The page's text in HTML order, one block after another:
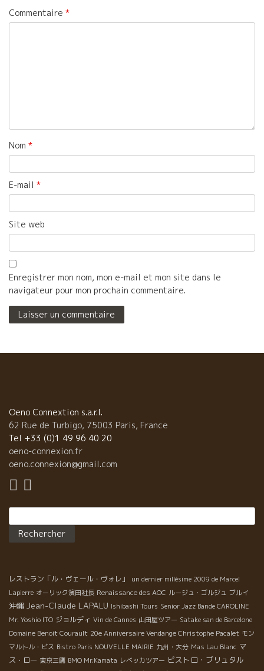
Commentaire *
Nom *
E-mail *
Site web
Enregistrer mon nom, mon e-mail et mon site dans le
navigateur pour mon prochain commentaire.
Oeno Connextion s.a.r.l.
62 Rue de Turbigo, 75003 Paris, France
Tel +33 (0)1 49 96 40 20
oeno-connexion.fr
oeno.connexion@gmail.com
レストラン「ル・ヴェール・ヴォレ」
un dernier millésime 2009 de Marcel
Lapierre オーリック濱田社長 Renaissance des AOC ルージュ・ゴルジュ ブルイ
沖縄 Jean-Claude LAPALU Ishibashi Tours Senior Jazz Bande CAROLINE
Mr. Yoshio ITO ジョルディ Vin de Cannes 山田屋ツアー Satake san de Barcelone
Domaine Benoit Courault 20e Anniversaire Vendange Christophe Pacalet モン
マルトル・ビス Bistro Paris NOUVELLE MAIRIE 九州・大分 Mas Lau Blanc マ
ス・ロー 東京三鷹 BMO Mr.Kamata レベッカツアー ビストロ・ブリュタル